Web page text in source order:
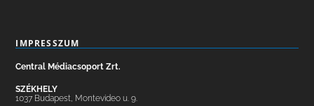
IMPRESSZUM
Central Médiacsoport Zrt.
SZÉKHELY
1037 Budapest, Montevideo u. 9.